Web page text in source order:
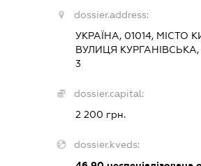
dossier.address:
УКРАЇНА, 01014, МІСТО
ВУЛИЦЯ
3
dossier.capital:
2 200 грн.
dossier.kveds: